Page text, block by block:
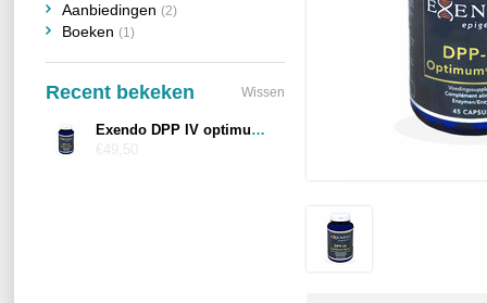
Aanbiedingen (2)
Boeken (1)
Recent bekeken Wissen
Exendo DPP IV optimum gold
€49,50